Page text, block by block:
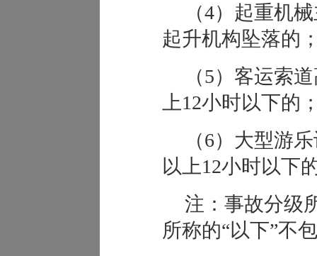
（4）起重机
起升机构坠落的
（5）客运索
上12小时以下的
（6）大型游
以上12小时以下
注：事故分级
所称的“以下”不